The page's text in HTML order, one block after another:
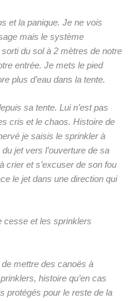
et la panique. Je ne vois
mais le système
du sol à 2 mètres de notre
entrée. Je mets le pied
plus d’eau dans la tente.
sa tente. Lui n’est pas
cris et le chaos. Histoire de
je saisis le sprinkler à
jet vers l’ouverture de sa
crier et s’excuser de son fou
le jet dans une direction qui
cesse et les sprinklers
mettre des canoës à
histoire qu’en cas
protégés pour le reste de la